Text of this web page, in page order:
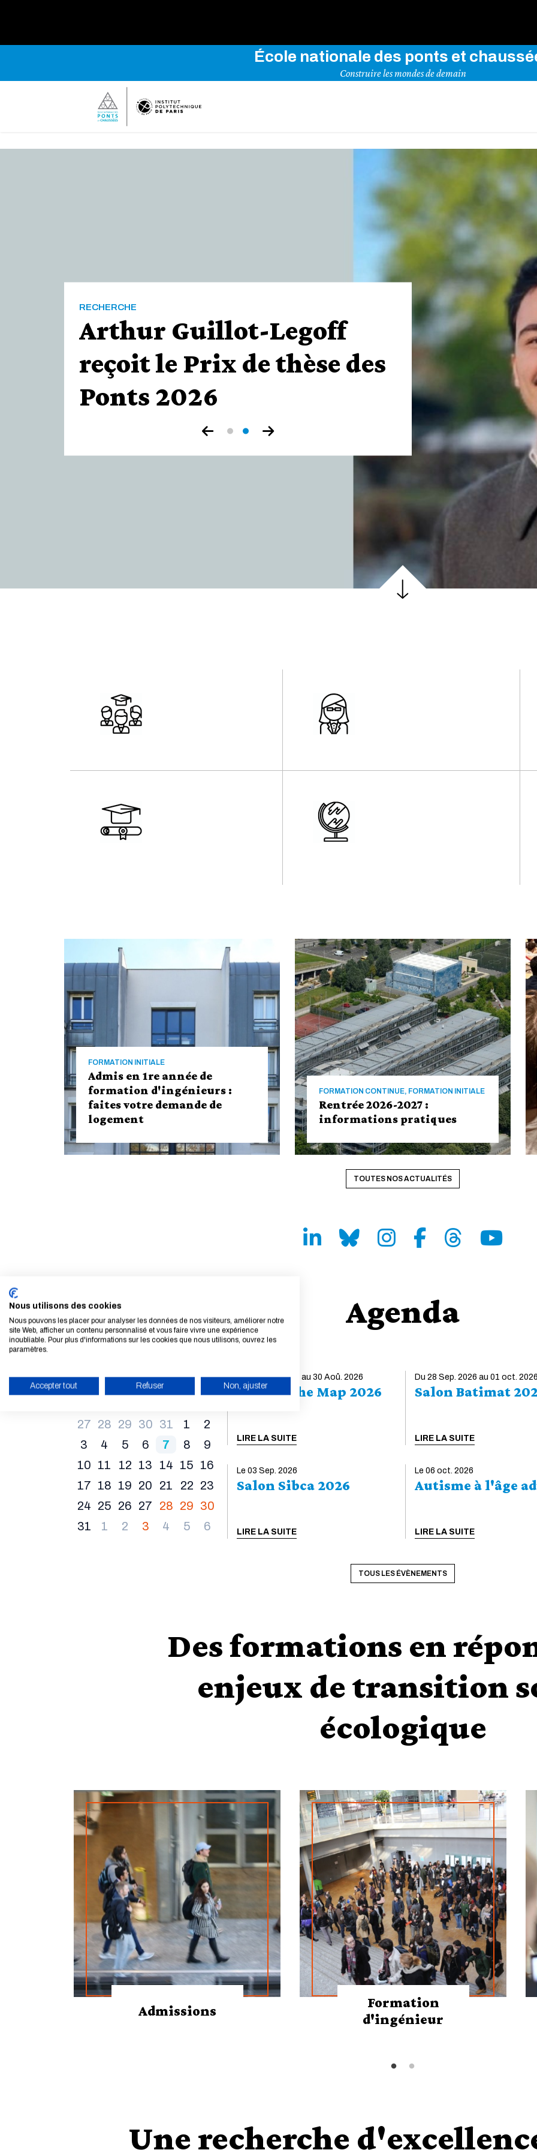
École nationale des ponts et
Construire les mondes de demain
RECHERCHE
Arthur Guillot-Legoff
reçoit le Prix de thèse des
Ponts 2026
FORMATION INITIALE
Admis en 1re année de
formation d'ingénieurs :
faites votre demande de
logement
Admis en 1re année de formation
d'ingénieurs : faites votre demande
de logement
Commun Mines-Ponts ! Vous êtes admis en 1re
année en formation d'ingénieurs ? Effectuez
questionnaire dédié : Remplir la demande de
logement pour les admis en 1re année de
formation d'ingénieurs L’Arpej, gestionnaire de la
directement contact avec vous début août.
Arpej...
LIRE LA SUITE
FORMATION CONTINUE, FORMATION INITIALE
Rentrée 2026-2027 :
informations pratiques
Rentrée 2026-2027 : informations
pratiques, en fonction de votre formation.
Consulter la rubrique S'inscrire et se réinscrire à
l'École Consultez le livret d'accueil, conçu pour
l’École Formation d'ingénieurs Pour vous inscrire
votre catégorie, un dossier sous...
TOUTES NOS ACTUALITÉS
LinkedIn Bluesky InstagramFacebook Threads Youtube
Agenda
Août 2026
27 28 29 30 31 1
2
3
4 5 6 7 8
9
10 11 12 13 14 15 16
17 18 19 20 21 22 23
24 25 26 27 28 29 30
31
1 2 3 4 5 6
Du 28 Aoû. 2026 au 30 Aoû. 2026
State of the Map 2026
LIRE LA SUITE
Le 03 Sep. 2026
Salon Sibca 2026
LIRE LA SUITE
Du 28 Sep. 2026 au 01 oct. 2026
Salon Batimat
LIRE LA SUITE
Le 06 oct. 2026
Autisme à l'âge
LIRE LA SUITE
TOUS LES ÉVÈNEMENTS
Des formations en
enjeux de transition
écologique
Admissions
Formation
d'ingénieur
Une recherche
Nous utilisons des cookies
Nous pouvons les placer pour analyser les données de nos visiteurs, améliorer notre
site Web, afficher un contenu personnalisé et vous faire vivre une expérience
inoubliable. Pour plus d'informations sur les cookies que nous utilisons, ouvrez les
paramètres.
Accepter tout Refuser Non, ajuster